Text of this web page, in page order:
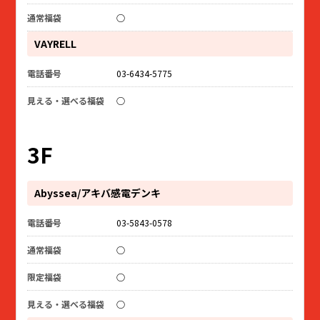
○
VAYRELL
03-6434-5775
○
3F
Abyssea/アキバ感電デンキ
03-5843-0578
○
○
○